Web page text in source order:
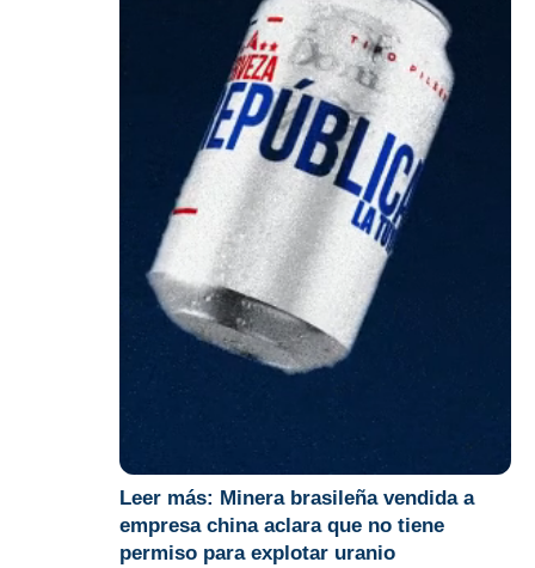
Leer más: Minera brasileña vendida a
empresa china aclara que no tiene
permiso para explotar uranio